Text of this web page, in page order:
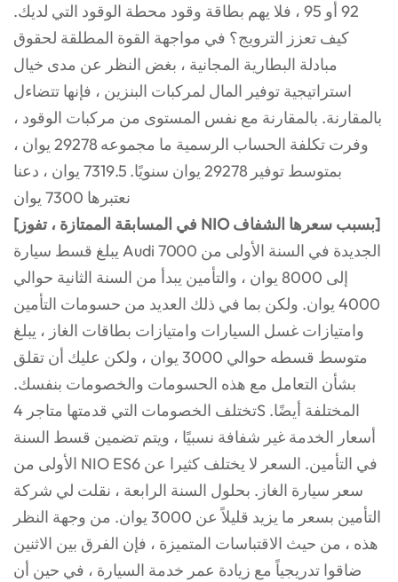
92 أو 95 ، فلا يهم بطاقة وقود محطة الوقود التي لديك.
كيف تعزز الترويج؟ في مواجهة القوة المطلقة لحقوق
مبادلة البطارية المجانية ، بغض النظر عن مدى خيال
استراتيجية توفير المال لمركبات البنزين ، فإنها تتضاءل
بالمقارنة. بالمقارنة مع نفس المستوى من مركبات الوقود ،
وفرت تكلفة الحساب الرسمية ما مجموعه 29278 يوان ،
بمتوسط توفير 29278 يوان سنويًا. 7319.5 يوان ، دعنا
نعتبرها 7300 يوان
[في المسابقة الممتازة ، تفوز NIO بسبب سعرها الشفاف]
يبلغ قسط سيارة Audi الجديدة في السنة الأولى من 7000
إلى 8000 يوان ، والتأمين يبدأ من السنة الثانية حوالي
4000 يوان. ولكن بما في ذلك العديد من حسومات التأمين
وامتيازات غسل السيارات وامتيازات بطاقات الغاز ، يبلغ
متوسط قسطه حوالي 3000 يوان ، ولكن عليك أن تقلق
بشأن التعامل مع هذه الحسومات والخصومات بنفسك.
تختلف الخصومات التي قدمتها متاجر 4S المختلفة أيضًا.
أسعار الخدمة غير شفافة نسبيًا ، ويتم تضمين قسط السنة
الأولى من NIO ES6 في التأمين. السعر لا يختلف كثيرا عن
سعر سيارة الغاز. بحلول السنة الرابعة ، نقلت لي شركة
التأمين بسعر ما يزيد قليلاً عن 3000 يوان. من وجهة النظر
هذه ، من حيث الاقتباسات المتميزة ، فإن الفرق بين الاثنين
ضاقوا تدريجياً مع زيادة عمر خدمة السيارة ، في حين أن